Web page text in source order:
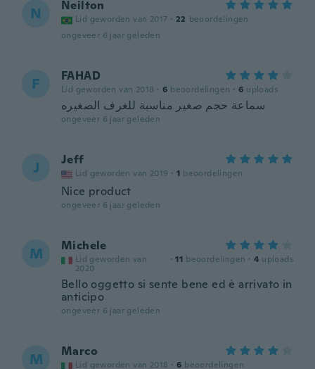
N Neilton
Lid geworden van 2017 · 22 beoordelingen
ongeveer 6 jaar geleden
F FAHAD
Lid geworden van 2018 · 6 beoordelingen · 6 uploads
سماعة حجم صغير مناسبة للغرف الصغيره
ongeveer 6 jaar geleden
J Jeff
Lid geworden van 2019 · 1 beoordelingen
Nice product
ongeveer 6 jaar geleden
M Michele
Lid geworden van
2020
· 11 beoordelingen · 4 uploads
Bello oggetto si sente bene ed è arrivato in
anticipo
ongeveer 6 jaar geleden
M Marco
Lid geworden van 2018 · 6 beoordelingen